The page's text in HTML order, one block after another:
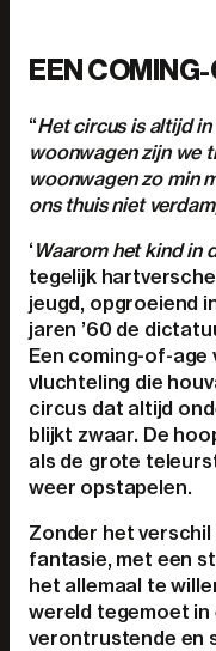
EEN
“Het circus is altijd
woonwagen zijn we
woonwagen zo min
ons thuis niet
‘ Waarom het kind in
tegelijk
jeugd, opgroeiend
jaren ’60 de
Een coming-of-age
vluchteling die
circus dat altijd
blijkt zwaar. De
als de grote
weer opstapelen.
Zonder het
fantasie, met een
het allemaal te
wereld tegemoet
verontrustende en